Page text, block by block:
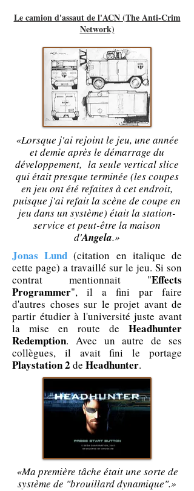
Le camion d'assaut de l'ACN (The Anti-Crim
Network)
«Lorsque j'ai rejoint le jeu, une année
et demie après le démarrage du
développement, la seule vertical slice
qui était presque terminée (les coupes
en jeu ont été refaites à cet endroit,
puisque j'ai refait la scène de coupe en
jeu dans un système) était la station-
service et peut-être la maison
d'Angela.»
Jonas Lund (citation en italique de
cette page) a travaillé sur le jeu. Si son
contrat mentionnait "Effects
Programmer", il a fini par faire
d'autres choses sur le projet avant de
partir étudier à l'université juste avant
la mise en route de Headhunter
Redemption. Avec un autre de ses
collègues, il avait fini le portage
Playstation 2 de Headhunter.
«Ma première tâche était une sorte de
système de "brouillard dynamique".»